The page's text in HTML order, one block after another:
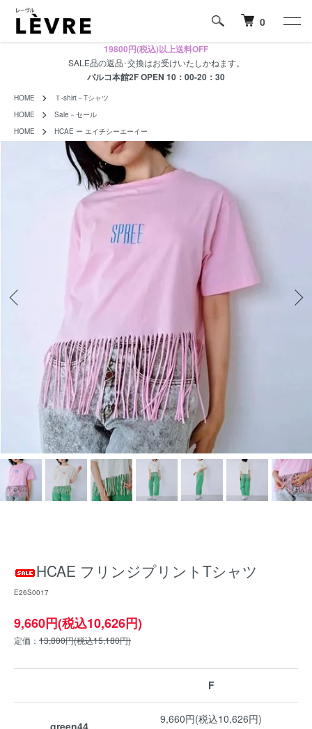
0
19800円(税込)以上送料OFF
SALE品の返品･交換はお受けいたしかねます。
パルコ本館2F OPEN 10：00-20：30
HOME
Ｔ-shirt－Tシャツ
HOME
Sale－セール
HOME
HCAE ー エイチシーエーイー
HCAE フリンジプリントTシャツ
E26S0017
9,660円(税込10,626円)
定価： 13,800円(税込15,180円)
F
green44
9,660円(税込10,626円)